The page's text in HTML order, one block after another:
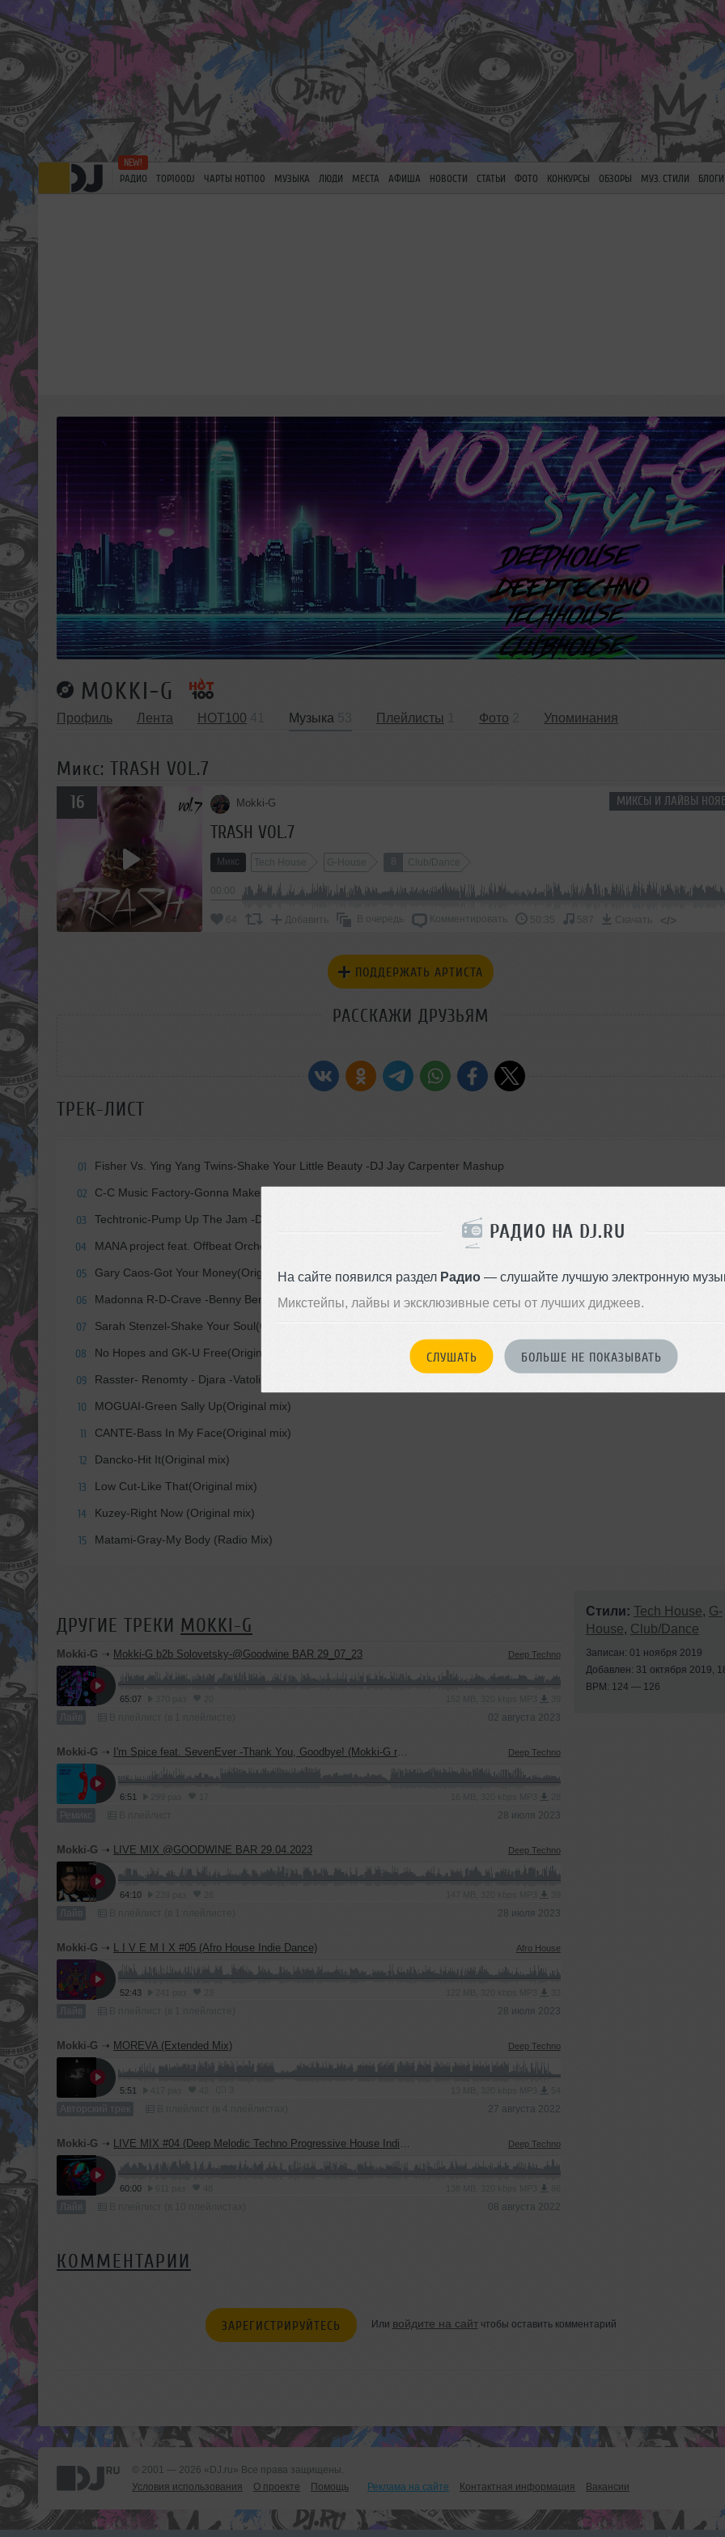
РАДИО НА DJ.RU
На сайте появился раздел Радио— слушайте лучшую электронную
Микстейпы, лайвы и эксклюзивные сеты от лучших диджеев.
СЛУШАТЬ БОЛЬШЕ НЕ ПОКАЗЫВАТЬ
РАДИО TOP100DJ ЧАРТЫ HOT100 МУЗЫКА ЛЮДИ МЕСТА АФИША НОВОСТИ СТАТЬИ ФОТО КОНКУРСЫ ОБЗОРЫ МУЗ. СТИЛИ БЛОГИ
MOKKI-G
Профиль Лента HOT100 Музыка Плейлисты Фото Упоминания
Микс: TRASH VOL.7
МИКСЫ И ЛАЙВЫ
16 Mokki-G
TRASH VOL.7
Микс Tech House G-House Club/Dance
64 Добавить В очередь Комментировать 50:35 587 Скачать </>
ПОДДЕРЖАТЬ АРТИСТА
РАССКАЖИ ДРУЗЬЯМ
ТРЕК-ЛИСТ
01 Fisher Vs. Ying Yang Twins-Shake Your Little Beauty -DJ Jay Carpenter Mashup
02 C-C Music Factory-Gonna Make You Sweat -Billy Kenny 2019 Rework
03 Techtronic-Pump Up The Jam -DR--214-P- LELO Bootleg
04 MANA project feat. Offbeat Orchestra-Everybody needs somebody -Club Radio Edit
05 Gary Caos-Got Your Money(Original mix)
06 Madonna R-D-Crave -Benny Benassi - BB Team Remix(Original mix)
07 Sarah Stenzel-Shake Your Soul(Original mix)
08 No Hopes and GK-U Free(Original mix)
09 Rasster- Renomty - Djara -Vatolin remix
10 MOGUAI-Green Sally Up(Original mix)
11 CANTE-Bass In My Face(Original mix)
12 Dancko-Hit It(Original mix)
13 Low Cut-Like That(Original mix)
14 Kuzey-Right Now (Original mix)
15 Matami-Gray-My Body (Radio Mix)
ДРУГИЕ ТРЕКИ MOKKI-G
Mokki-G ➝ Mokki-G b2b Solovetsky-@Goodwine BAR 29_07_23 Deep Techno
65:07
Лайв 02 августа 2023
Mokki-G ➝ I'm Spice feat. SevenEver -Thank You, Goodbye! (Mokki-G remix) Deep Techno
6:51
Ремикс 28 июля 2023
Mokki-G ➝ LIVE MIX @GOODWINE BAR 29.04.2023 Deep Techno
64:10
Лайв 28 июля 2023
Mokki-G ➝ L I V E M I X #05 (Afro House Indie Dance) Afro House
52:43
Лайв 28 июля 2023
Mokki-G ➝ MOREVA (Extended Mix) Deep Techno
5:51
Авторский трек 27 августа 2022
Mokki-G ➝ LIVE MIX #04 (Deep Melodic Techno Progressive House Indie Dance) Deep Techno
60:00
Лайв 08 августа 2022
Стили: Tech House, G-
House, Club/Dance
Записан: 01 ноября 2019
Добавлен: 31 октября 2019,
BPM: 124 — 126
КОММЕНТАРИИ
ЗАРЕГИСТРИРУЙТЕСЬ Или войдите на сайтчтобы оставить комментарий
© 2001 — 2026 «DJ.ru» Все права защищены.
Условия использования
О проекте Помощь Реклама на сайте Контактная информация Вакансии